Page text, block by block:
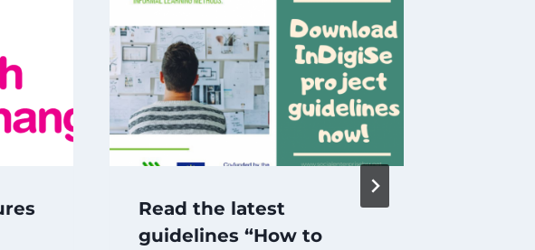
Read the latest
guidelines “How to